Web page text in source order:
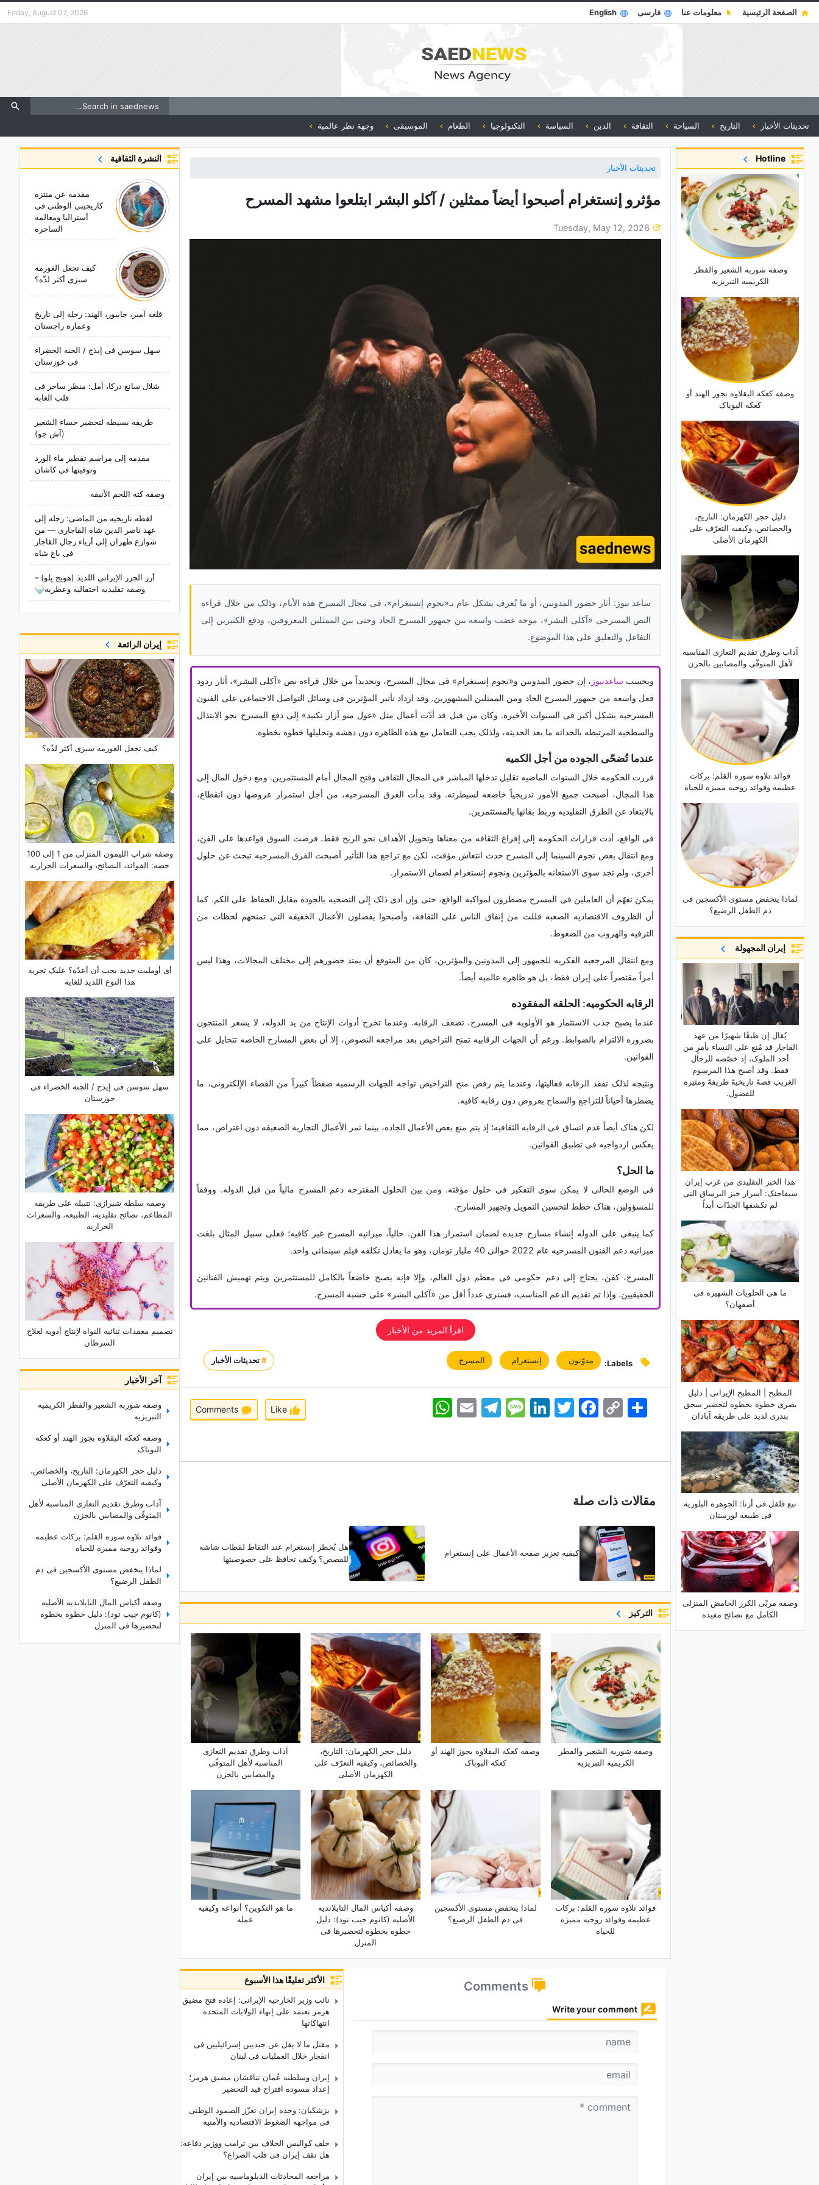
الصفحة الرئيسية معلومات عنا فارسی English
Friday, August 07, 2026
تحديثات الأخبار التاريخ السياحة الثقافة الدين السياسة التكنولوجيا الطعام الموسيقى وجهة نظر عالمية
تحديثات الأخبار
مؤثرو إنستغرام أصبحوا أیضاً ممثلین / آکلو البشر ابتلعوا مشهد المسرح
ساعد نیوز: أثار حضور المدونین، أو ما یُعرف بشکل عام بـ«نجوم إنستغرام»، فی مجال المسرح هذه الأیام، وذلک من خلال قراءه
النص المسرحی «آکلی البشر»، موجه غضب واسعه بین جمهور المسرح الجاد وحتى بین الممثلین المعروفین، ودفع الکثیرین إلى
التفاعل والتعلیق على هذا الموضوع.
وبحسب ساعدنیوز ، إن حضور المدونین و«نجوم إنستغرام» فی مجال المسرح، وتحدیداً من خلال قراءه نص «آکلی البشر»، أثار ردود
فعل واسعه من جمهور المسرح الجاد ومن الممثلین المشهورین. وقد ازداد تأثیر المؤثرین فی وسائل التواصل الاجتماعی على الفنون
المسرحیه بشکل أکبر فی السنوات الأخیره. وکان من قبل قد أدّت أعمال مثل «غول منو آزار نکنید» إلى دفع المسرح نحو الابتذال
والسطحیه المرتبطه بالحداثه ما بعد الحدیثه، ولذلک یجب التعامل مع هذه الظاهره دون دهشه وتحلیلها خطوه بخطوه.
عندما تُضحّى الجوده من أجل الکمیه
قررت الحکومه خلال السنوات الماضیه تقلیل تدخلها المباشر فی المجال الثقافی وفتح المجال أمام المستثمرین. ومع دخول المال إلى
هذا المجال، أصبحت جمیع الأمور تدریجیاً خاضعه لسیطرته. وقد بدأت الفرق المسرحیه، من أجل استمرار عروضها دون انقطاع،
بالابتعاد عن الطرق التقلیدیه وربط بقائها بالمستثمرین.
فی الواقع، أدت قرارات الحکومه إلى إفراغ الثقافه من معناها وتحویل الأهداف نحو الربح فقط. فرضت السوق قواعدها على الفن،
ومع انتقال بعض نجوم السینما إلى المسرح حدث انتعاش مؤقت، لکن مع تراجع هذا التأثیر أصبحت الفرق المسرحیه تبحث عن حلول
أخرى، ولم تجد سوى الاستعانه بالمؤثرین ونجوم إنستغرام لضمان الاستمرار.
یمکن تفهّم أن العاملین فی المسرح مضطرون لمواکبه الواقع، حتى وإن أدى ذلک إلى التضحیه بالجوده مقابل الحفاظ على الکم. کما
أن الظروف الاقتصادیه الصعبه قللت من إنفاق الناس على الثقافه، وأصبحوا یفضلون الأعمال الخفیفه التی تمنحهم لحظات من
الترفیه والهروب من الضغوط.
ومع انتقال المرجعیه الفکریه للجمهور إلى المدونین والمؤثرین، کان من المتوقع أن یمتد حضورهم إلى مختلف المجالات، وهذا لیس
أمراً مقتصراً على إیران فقط، بل هو ظاهره عالمیه أیضاً.
الرقابه الحکومیه: الحلقه المفقوده
عندما یصبح جذب الاستثمار هو الأولویه فی المسرح، تضعف الرقابه. وعندما تخرج أدوات الإنتاج من ید الدوله، لا یشعر المنتجون
بضروره الالتزام بالضوابط. ورغم أن الجهات الرقابیه تمنح التراخیص بعد مراجعه النصوص، إلا أن بعض المسارح الخاصه تتحایل على
القوانین.
ونتیجه لذلک تفقد الرقابه فعالیتها، وعندما یتم رفض منح التراخیص تواجه الجهات الرسمیه ضغطاً کبیراً من الفضاء الإلکترونی، ما
یضطرها أحیاناً للتراجع والسماح بعروض دون رقابه کافیه.
لکن هناک أیضاً عدم اتساق فی الرقابه الثقافیه؛ إذ یتم منع بعض الأعمال الجاده، بینما تمر الأعمال التجاریه الضعیفه دون اعتراض، مما
یعکس ازدواجیه فی تطبیق القوانین.
ما الحل؟
فی الوضع الحالی لا یمکن سوى التفکیر فی حلول مؤقته. ومن بین الحلول المقترحه دعم المسرح مالیاً من قبل الدوله. ووفقاً
للمسؤولین، هناک خطط لتحسین التمویل وتجهیز المسارح.
کما ینبغی على الدوله إنشاء مسارح جدیده لضمان استمرار هذا الفن. حالیاً، میزانیه المسرح غیر کافیه؛ فعلى سبیل المثال بلغت
میزانیه دعم الفنون المسرحیه عام 2022 حوالی 40 ملیار تومان، وهو ما یعادل تکلفه فیلم سینمائی واحد.
المسرح، کفن، یحتاج إلى دعم حکومی فی معظم دول العالم، وإلا فإنه یصبح خاضعاً بالکامل للمستثمرین ویتم تهمیش الفنانین
الحقیقیین. وإذا تم تقدیم الدعم المناسب، فسنرى عدداً أقل من «آکلی البشر» على خشبه المسرح.
اقرأ المزید من الأخبار
Labels: مدوّنون إنستغرام المسرح #تحديثات الأخبار
WhatsApp EmailTelegramMessageLinkedInTwitterFacebook
Copy
Link
اشتراک
Like
Comments
مقالات ذات صلة
کیفیه تعزیز صفحه الأعمال على إنستغرام
هل یُخطر إنستغرام عند التقاط لقطات شاشه
للقصص؟ وکیف تحافظ على خصوصیتها
التركيز
وصفه شوربه الشعیر والفطر
الکریمیه التبریزیه
وصفه کعکه البقلاوه بجوز الهند أو
کعکه البوباک
دلیل حجر الکهرمان: التاریخ،
والخصائص، وکیفیه التعرّف على
الکهرمان الأصلی
آداب وطرق تقدیم التعازی
المناسبه لأهل المتوفّى
والمصابین بالحزن
فوائد تلاوه سوره القلم: برکات
عظیمه وفوائد روحیه ممیزه
للحیاه
لماذا ینخفض مستوى الأکسجین
فی دم الطفل الرضیع؟
وصفه أکیاس المال التایلاندیه
الأصلیه (کانوم جیب تود): دلیل
خطوه بخطوه لتحضیرها فی
المنزل
ما هو التکوین؟ أنواعه وکیفیه
عمله
Write your comment
الأكثر تعليقًا هذا الأسبوع
نائب وزیر الخارجیه الإیرانی: إعاده فتح مضیق
هرمز تعتمد على إنهاء الولایات المتحده
انتهاکاتها
مقتل ما لا یقل عن جندیین إسرائیلیین فی
انفجار خلال العملیات فی لبنان
إیران وسلطنه عُمان تناقشان مضیق هرمز؛
إعداد مسوده اقتراح قید التحضیر
بزشکیان: وحده إیران تعزّز الصمود الوطنی
فی مواجهه الضغوط الاقتصادیه والأمنیه
خلف کوالیس الخلاف بین ترامب ووزیر دفاعه:
هل تقف إیران فی قلب الصراع؟
مراجعه المحادثات الدبلوماسیه بین إیران
النشرة الثقافية
مقدمه عن منتزه
کاریجینی الوطنی فی
أسترالیا ومعالمه
الساحره
کیف تجعل الغورمه
سبزی أکثر لذّه؟
قلعه آمبر، جایبور، الهند: رحله إلى تاریخ
وعماره راجستان
سهل سوسن فی إیذج / الجنه الخضراء
فی خوزستان
شلال سانغ درکا، آمل: منظر ساحر فی
قلب الغابه
طریقه بسیطه لتحضیر حساء الشعیر
(آش جو)
مقدمه إلى مراسم تقطیر ماء الورد
وتوقیتها فی کاشان
وصفه کته اللحم الأنیقه
لقطه تاریخیه من الماضی: رحله إلى
عهد ناصر الدین شاه القاجاری — من
شوارع طهران إلى أزیاء رجال القاجار
فی باغ شاه
أرز الجزر الإیرانی اللذیذ (هویج پلو) –
وصفه تقلیدیه احتفالیه وعطریه🍚
إيران الرائعة
کیف تجعل الغورمه سبزی أکثر لذّه؟
وصفه شراب اللیمون المنزلی من 1 إلى 100
حصه: الفوائد، النصائح، والسعرات الحراریه
أی أوملیت جدید یجب أن أعدّه؟ علیک تجربه
هذا النوع اللذیذ للغایه
سهل سوسن فی إیذج / الجنه الخضراء فی
خوزستان
وصفه سلطه شیرازی: تتبیله على طریقه
المطاعم، نصائح تقلیدیه، الطبیعه، والسعرات
الحراریه
تصمیم معقدات ثنائیه النواه لإنتاج أدویه لعلاج
السرطان
آخر الأخبار
وصفه شوربه الشعیر والفطر الکریمیه
التبریزیه
وصفه کعکه البقلاوه بجوز الهند أو کعکه
البوباک
دلیل حجر الکهرمان: التاریخ، والخصائص،
وکیفیه التعرّف على الکهرمان الأصلی
آداب وطرق تقدیم التعازی المناسبه لأهل
المتوفّى والمصابین بالحزن
فوائد تلاوه سوره القلم: برکات عظیمه
وفوائد روحیه ممیزه للحیاه
لماذا ینخفض مستوى الأکسجین فی دم
الطفل الرضیع؟
وصفه أکیاس المال التایلاندیه الأصلیه
(کانوم جیب تود): دلیل خطوه بخطوه
لتحضیرها فی المنزل
Hotline
وصفه شوربه الشعیر والفطر
الکریمیه التبریزیه
وصفه کعکه البقلاوه بجوز الهند أو
کعکه البوباک
دلیل حجر الکهرمان: التاریخ،
والخصائص، وکیفیه التعرّف على
الکهرمان الأصلی
آداب وطرق تقدیم التعازی المناسبه
لأهل المتوفّى والمصابین بالحزن
فوائد تلاوه سوره القلم: برکات
عظیمه وفوائد روحیه ممیزه للحیاه
لماذا ینخفض مستوى الأکسجین فی
دم الطفل الرضیع؟
إيران المجهولة
یُقال إن طبقًا شهیرًا من عهد
القاجار قد مُنع على النساء بأمرٍ من
أحد الملوک، إذ خصّصه للرجال
فقط. وقد أصبح هذا المرسوم
الغریب قصهً تاریخیهً طریفهً ومثیره
للفضول.
هذا الخبز التقلیدی من غرب إیران
سیفاجئک: أسرار خبز البرساق التی
لم تکشفها الجدّات أبداً
ما هی الحلویات الشهیره فی
أصفهان؟
المطبخ | المطبخ الإیرانی | دلیل
بصری خطوه بخطوه لتحضیر سجق
بندری لذیذ على طریقه آبادان
نبع قلقل فی أزنا: الجوهره البلوریه
فی طبیعه لورستان
وصفه مربّى الکرز الحامض المنزلی
الکامل مع نصائح مفیده